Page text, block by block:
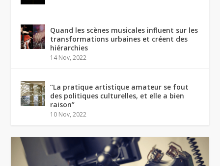
Quand les scènes musicales influent sur les
transformations urbaines et créent des
hiérarchies
14 Nov, 2022
“La pratique artistique amateur se fout
des politiques culturelles, et elle a bien
raison”
10 Nov, 2022